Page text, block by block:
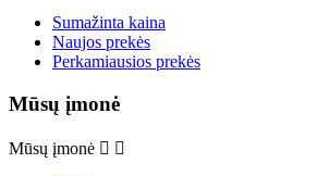
Sumažinta kaina
Naujos prekės
Perkamiausios prekės
Mūsų įmonė
Mūsų įmonė  